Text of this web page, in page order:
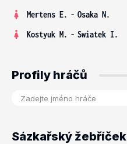
Mertens E. - Osaka N.
Kostyuk M. - Swiatek I.
Profily hráčů
Sázkařský žebříček